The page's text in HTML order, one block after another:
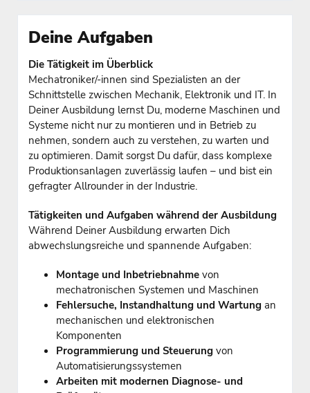
Deine Aufgaben
Die Tätigkeit im Überblick
Mechatroniker/-innen sind Spezialisten an der
Schnittstelle zwischen Mechanik, Elektronik und IT. In
Deiner Ausbildung lernst Du, moderne Maschinen und
Systeme nicht nur zu montieren und in Betrieb zu
nehmen, sondern auch zu verstehen, zu warten und
zu optimieren. Damit sorgst Du dafür, dass komplexe
Produktionsanlagen zuverlässig laufen – und bist ein
gefragter Allrounder in der Industrie.
Tätigkeiten und Aufgaben während der Ausbildung
Während Deiner Ausbildung erwarten Dich
abwechslungsreiche und spannende Aufgaben:
Montage und Inbetriebnahmevon
mechatronischen Systemen und Maschinen
Fehlersuche, Instandhaltung und Wartung an
mechanischen und elektronischen
Komponenten
Programmierung und Steuerung von
Automatisierungssystemen
Arbeiten mit modernen Diagnose- und